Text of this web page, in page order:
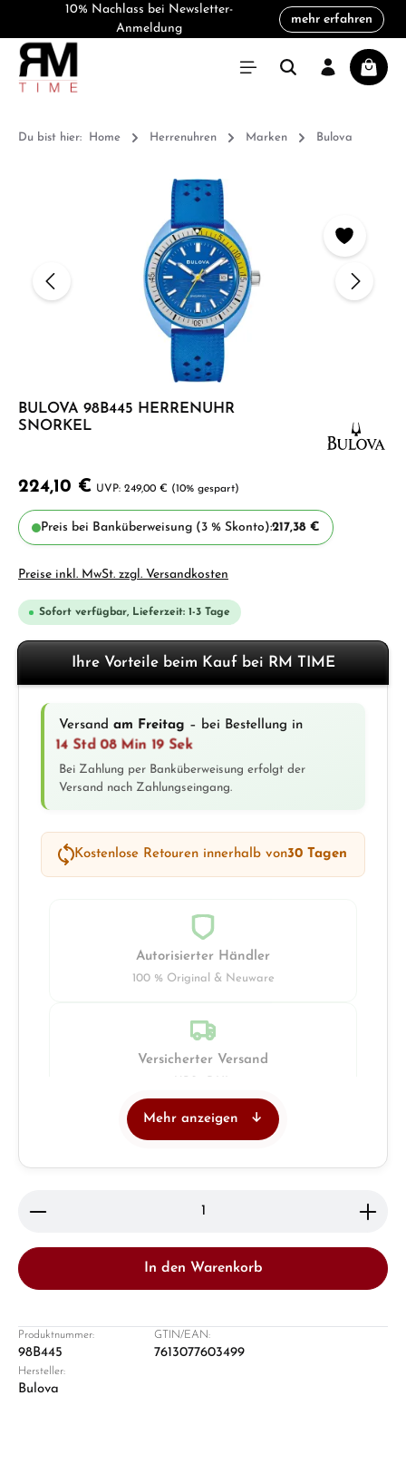
10% Nachlass bei Newsletter-
Anmeldung
mehr erfahren
Du bist hier: Home Herrenuhren Marken Bulova
Bildergalerie überspringen
BULOVA 98B445 HERRENUHR
SNORKEL
224,10 € 249,00 € (10% gespart)
Preis bei Banküberweisung (3 % Skonto):217,38 €
Preise inkl. MwSt. zzgl. Versandkosten
Sofort verfügbar, Lieferzeit: 1-3 Tage
Ihre Vorteile beim Kauf bei RM TIME
Versand am Freitag – bei Bestellung in
14 Std 08 Min 19 Sek
Bei Zahlung per Banküberweisung erfolgt der
Versand nach Zahlungseingang.
Kostenlose Retouren innerhalb von30 Tagen
Autorisierter Händler
100 % Original & Neuware
Versicherter Versand
Mehr anzeigen
Produkt Anzahl: Gib den gewünschten Wert ein
In den Warenkorb
Produktnummer:
98B445
GTIN/EAN:
7613077603499
Hersteller:
Bulova